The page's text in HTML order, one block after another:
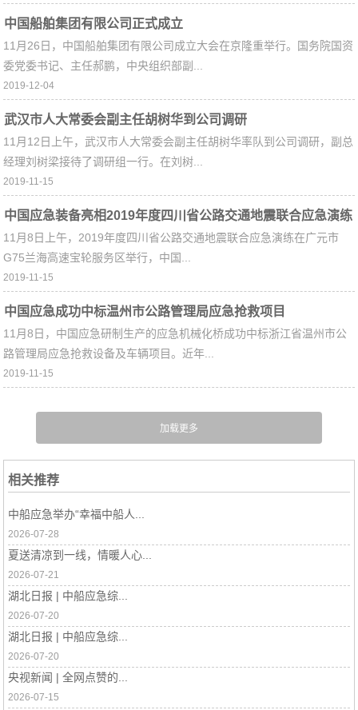
中国船舶集团有限公司正式成立
11月26日，中国船舶集团有限公司成立大会在京隆重举行。国务院国资
委党委书记、主任郝鹏，中央组织部副...
2019-12-04
武汉市人大常委会副主任胡树华到公司调研
11月12日上午，武汉市人大常委会副主任胡树华率队到公司调研，副总
经理刘树梁接待了调研组一行。在刘树...
2019-11-15
中国应急装备亮相2019年度四川省公路交通地震联合应急演练
11月8日上午，2019年度四川省公路交通地震联合应急演练在广元市
G75兰海高速宝轮服务区举行，中国...
2019-11-15
中国应急成功中标温州市公路管理局应急抢救项目
11月8日，中国应急研制生产的应急机械化桥成功中标浙江省温州市公
路管理局应急抢救设备及车辆项目。近年...
2019-11-15
相关推荐
中船应急举办“幸福中船人...
2026-07-28
夏送清凉到一线，情暖人心...
2026-07-21
湖北日报 | 中船应急综...
2026-07-20
湖北日报 | 中船应急综...
2026-07-20
央视新闻 | 全网点赞的...
2026-07-15